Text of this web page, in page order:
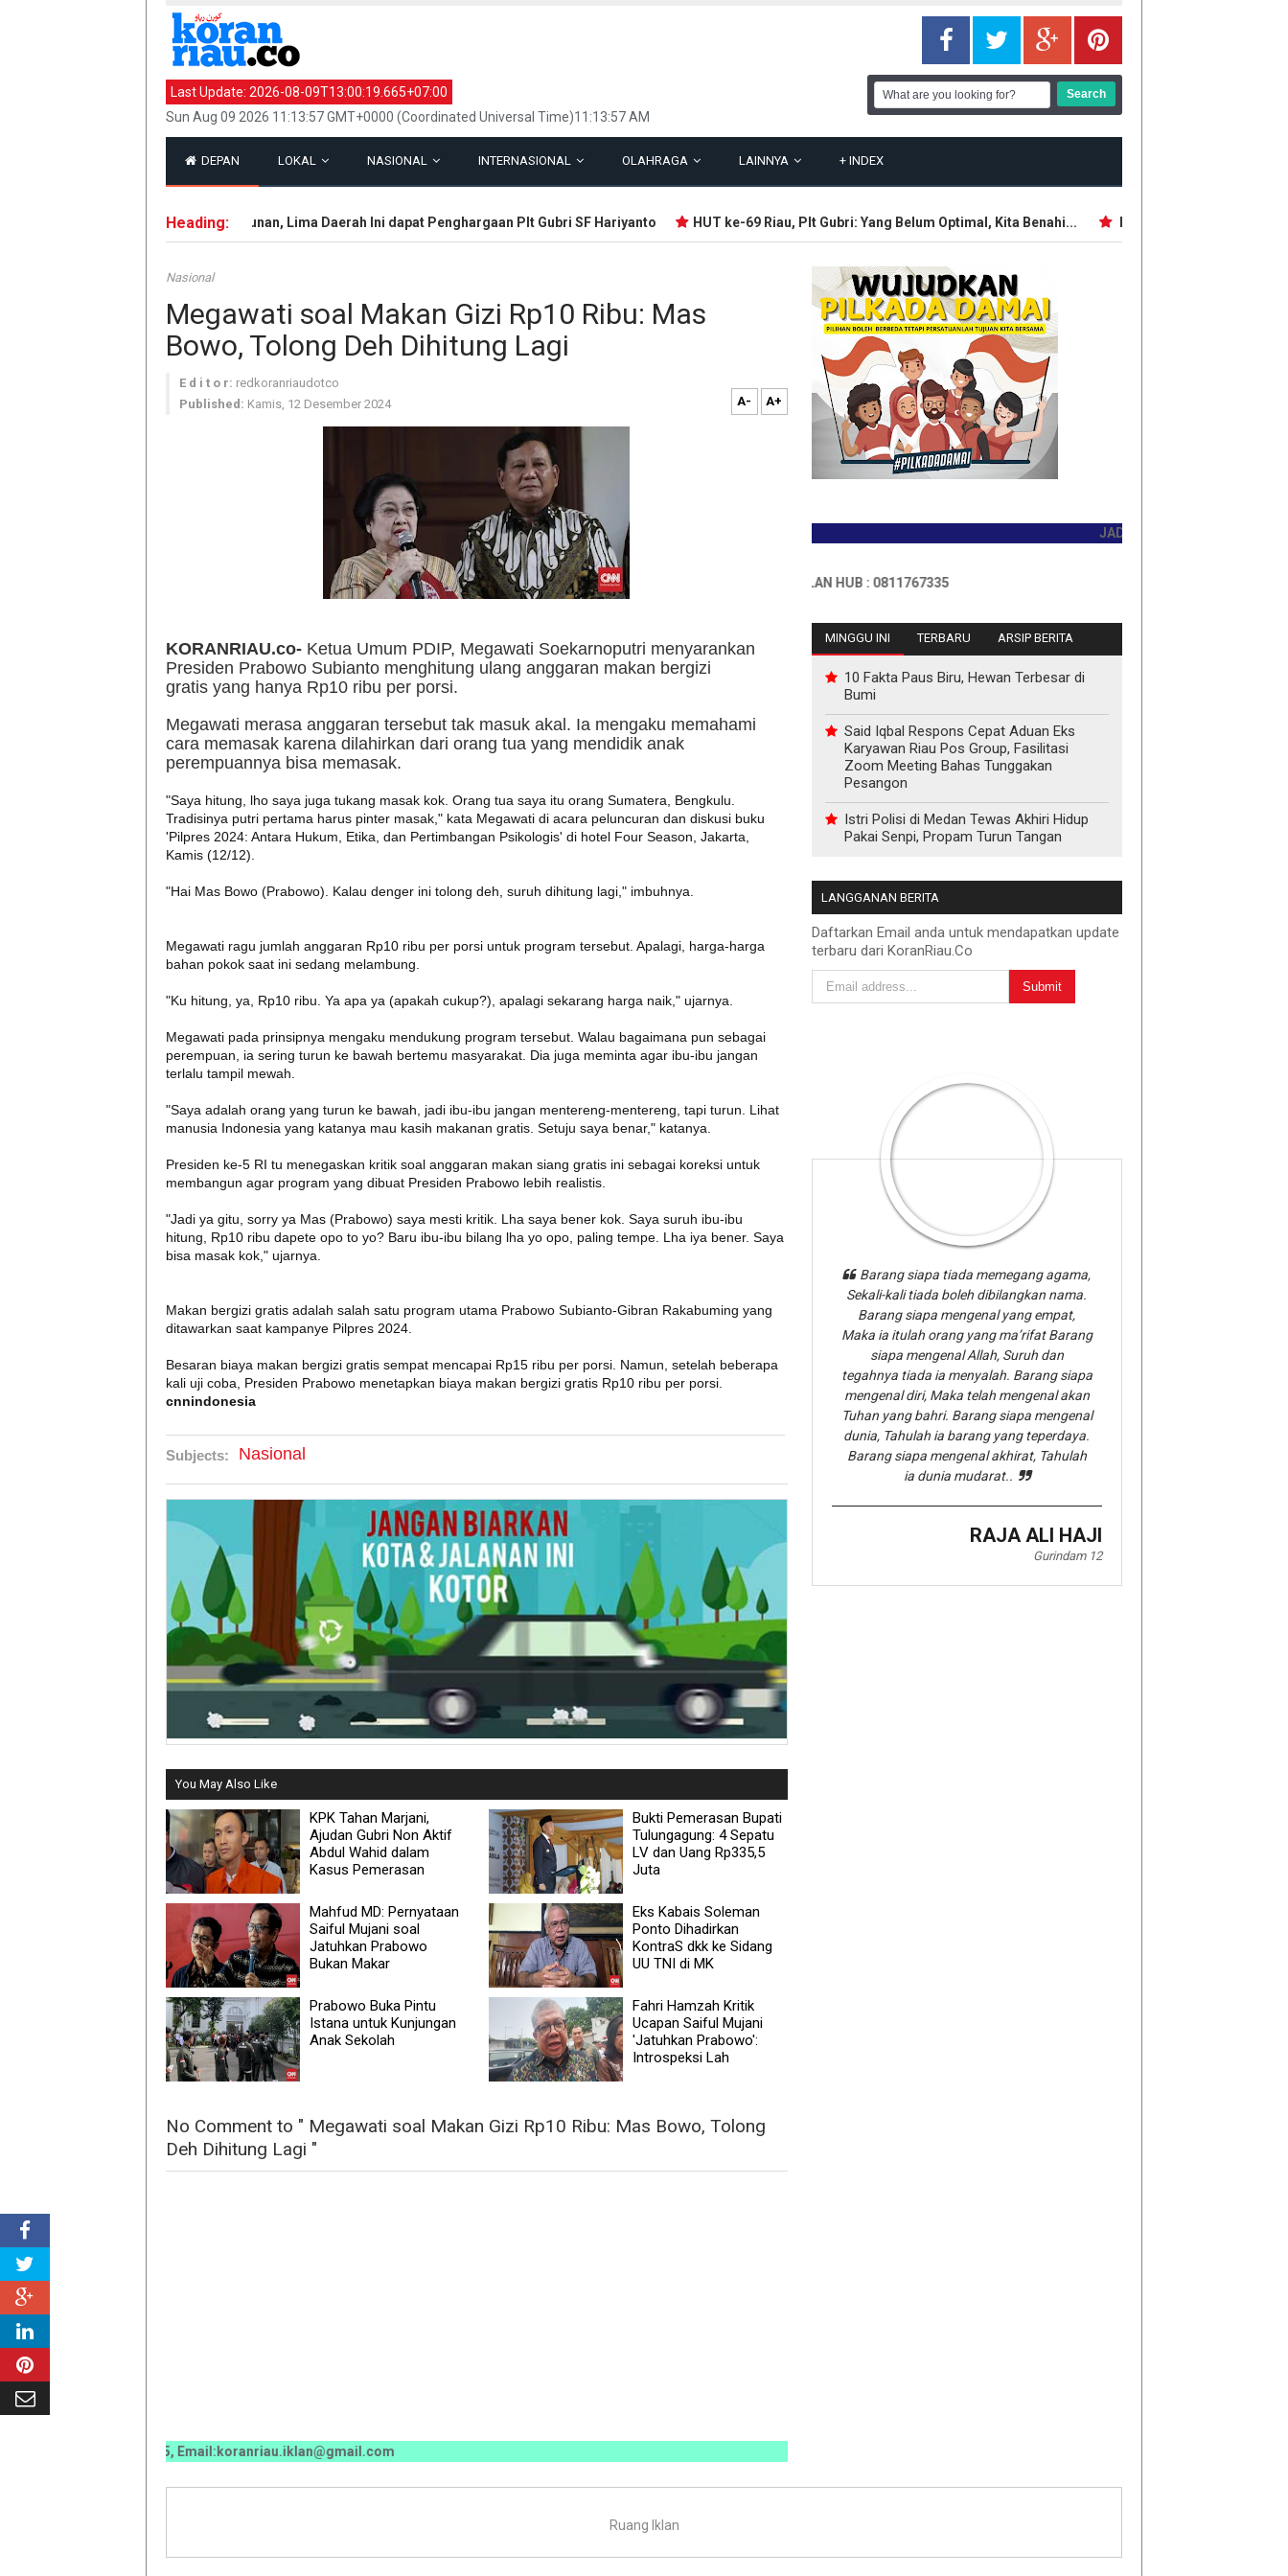
Last Update: 2026-08-09T13:00:19.665+07:00
Sun Aug 09 2026 11:13:57 GMT+0000 (Coordinated Universal Time)11:13:57 AM
DEPAN LOKAL NASIONAL INTERNASIONAL OLAHRAGA LAINNYA + INDEX
Heading:
Terbaik dalam Pembangunan, Lima Daerah Ini dapat Penghargaan Plt Gubri SF Hariyanto HUT ke-69 Riau, Plt Gubri: Yang Belum Optimal, Kita Benahi... Intelijen AS: Rusia
Nasional
Megawati soal Makan Gizi Rp10 Ribu: Mas
Bowo, Tolong Deh Dihitung Lagi
E d i t o r: redkoranriaudotco
Published: Kamis, 12 Desember 2024 A- A+
KORANRIAU.co- Ketua Umum PDIP, Megawati Soekarnoputri menyarankan
Presiden Prabowo Subianto menghitung ulang anggaran makan bergizi
gratis yang hanya Rp10 ribu per porsi.
Megawati merasa anggaran tersebut tak masuk akal. Ia mengaku memahami
cara memasak karena dilahirkan dari orang tua yang mendidik anak
perempuannya bisa memasak.
"Saya hitung, lho saya juga tukang masak kok. Orang tua saya itu orang Sumatera, Bengkulu.
Tradisinya putri pertama harus pinter masak," kata Megawati di acara peluncuran dan diskusi buku
'Pilpres 2024: Antara Hukum, Etika, dan Pertimbangan Psikologis' di hotel Four Season, Jakarta,
Kamis (12/12).
"Hai Mas Bowo (Prabowo). Kalau denger ini tolong deh, suruh dihitung lagi," imbuhnya.
Megawati ragu jumlah anggaran Rp10 ribu per porsi untuk program tersebut. Apalagi, harga-harga
bahan pokok saat ini sedang melambung.
"Ku hitung, ya, Rp10 ribu. Ya apa ya (apakah cukup?), apalagi sekarang harga naik," ujarnya.
Megawati pada prinsipnya mengaku mendukung program tersebut. Walau bagaimana pun sebagai
perempuan, ia sering turun ke bawah bertemu masyarakat. Dia juga meminta agar ibu-ibu jangan
terlalu tampil mewah.
"Saya adalah orang yang turun ke bawah, jadi ibu-ibu jangan mentereng-mentereng, tapi turun. Lihat
manusia Indonesia yang katanya mau kasih makanan gratis. Setuju saya benar," katanya.
Presiden ke-5 RI tu menegaskan kritik soal anggaran makan siang gratis ini sebagai koreksi untuk
membangun agar program yang dibuat Presiden Prabowo lebih realistis.
"Jadi ya gitu, sorry ya Mas (Prabowo) saya mesti kritik. Lha saya bener kok. Saya suruh ibu-ibu
hitung, Rp10 ribu dapete opo to yo? Baru ibu-ibu bilang lha yo opo, paling tempe. Lha iya bener. Saya
bisa masak kok," ujarnya.
Makan bergizi gratis adalah salah satu program utama Prabowo Subianto-Gibran Rakabuming yang
ditawarkan saat kampanye Pilpres 2024.
Besaran biaya makan bergizi gratis sempat mencapai Rp15 ribu per porsi. Namun, setelah beberapa
kali uji coba, Presiden Prabowo menetapkan biaya makan bergizi gratis Rp10 ribu per porsi.
cnnindonesia
Subjects: Nasional
You May Also Like
KPK Tahan Marjani,
Ajudan Gubri Non Aktif
Abdul Wahid dalam
Kasus Pemerasan
Bukti Pemerasan Bupati
Tulungagung: 4 Sepatu
LV dan Uang Rp335,5
Juta
Mahfud MD: Pernyataan
Saiful Mujani soal
Jatuhkan Prabowo
Bukan Makar
Eks Kabais Soleman
Ponto Dihadirkan
KontraS dkk ke Sidang
UU TNI di MK
Prabowo Buka Pintu
Istana untuk Kunjungan
Anak Sekolah
Fahri Hamzah Kritik
Ucapan Saiful Mujani
'Jatuhkan Prabowo':
Introspeksi Lah
No Comment to " Megawati soal Makan Gizi Rp10 Ribu: Mas Bowo, Tolong
Deh Dihitung Lagi "
0070 / 0811 7673 35, Email:koranriau.iklan@gmail.com
JADILAH PEMBACA PERTAMA HARI
INFO PEMASANGAN IKLAN HUB : 0811767335
MINGGU INI TERBARU ARSIP BERITA
10 Fakta Paus Biru, Hewan Terbesar di
Bumi
Said Iqbal Respons Cepat Aduan Eks
Karyawan Riau Pos Group, Fasilitasi
Zoom Meeting Bahas Tunggakan
Pesangon
Istri Polisi di Medan Tewas Akhiri Hidup
Pakai Senpi, Propam Turun Tangan
LANGGANAN BERITA
Daftarkan Email anda untuk mendapatkan update
terbaru dari KoranRiau.Co
Barang siapa tiada memegang agama,
Sekali-kali tiada boleh dibilangkan nama.
Barang siapa mengenal yang empat,
Maka ia itulah orang yang ma’rifat Barang
siapa mengenal Allah, Suruh dan
tegahnya tiada ia menyalah. Barang siapa
mengenal diri, Maka telah mengenal akan
Tuhan yang bahri. Barang siapa mengenal
dunia, Tahulah ia barang yang teperdaya.
Barang siapa mengenal akhirat, Tahulah
ia dunia mudarat..
RAJA ALI HAJI
Gurindam 12
Ruang Iklan